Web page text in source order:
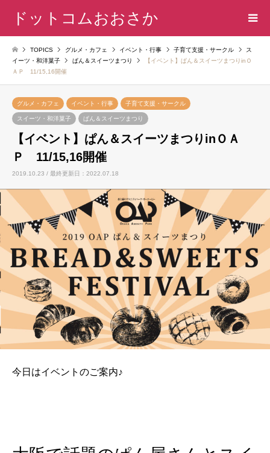
ドットコムおおさか
TOPICS グルメ・カフェ イベント・行事 子育て支援・サークル
ス
イーツ・和洋菓子
ぱん＆スイーツまつり
【イベント】ぱん＆スイーツまつりinＯ
ＡＰ 11/15,16開催
グルメ・カフェ イベント・行事 子育て支援・サークル
スイーツ・和洋菓子 ぱん＆スイーツまつり
【イベント】ぱん＆スイーツまつりinＯＡ
Ｐ 11/15,16開催
2019.10.23 / 最終更新日：2022.07.18
今日はイベントのご案内♪